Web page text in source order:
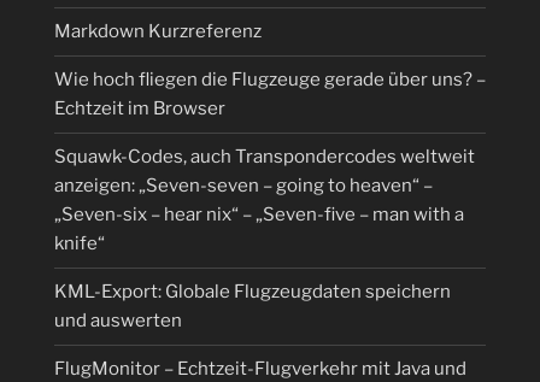
Markdown Kurzreferenz
Wie hoch fliegen die Flugzeuge gerade über uns? –
Echtzeit im Browser
Squawk-Codes, auch Transpondercodes weltweit
anzeigen: „Seven-seven – going to heaven“ –
„Seven-six – hear nix“ – „Seven-five – man with a
knife“
KML-Export: Globale Flugzeugdaten speichern
und auswerten
FlugMonitor – Echtzeit-Flugverkehr mit Java und